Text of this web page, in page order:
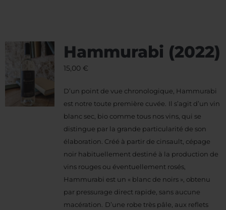
Hammurabi (2022)
15,00 €
D’un point de vue chronologique, Hammurabi
est notre toute première cuvée. Il s’agit d’un vin
blanc sec, bio comme tous nos vins, qui se
distingue par la grande particularité de son
élaboration. Créé à partir de cinsault, cépage
noir habituellement destiné à la production de
vins rouges ou éventuellement rosés,
Hammurabi est un « blanc de noirs », obtenu
par pressurage direct rapide, sans aucune
macération. D’une robe très pâle, aux reflets